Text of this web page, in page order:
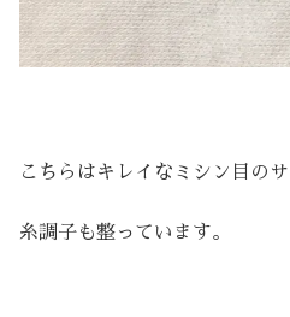
こちらはキレイなミシン目のサ
糸調子も整っています。